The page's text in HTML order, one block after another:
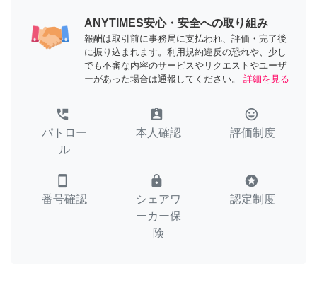
ANYTIMES安心・安全への取り組み
報酬は取引前に事務局に支払われ、評価・完了後
に振り込まれます。利用規約違反の恐れや、少し
でも不審な内容のサービスやリクエストやユーザ
ーがあった場合は通報してください。
詳細を見る
perm_phone_msg
パトロー
ル
assignment_ind
本人確認
tag_faces
評価制度
smartphone
番号確認
lock
シェアワ
ーカー保
険
stars
認定制度